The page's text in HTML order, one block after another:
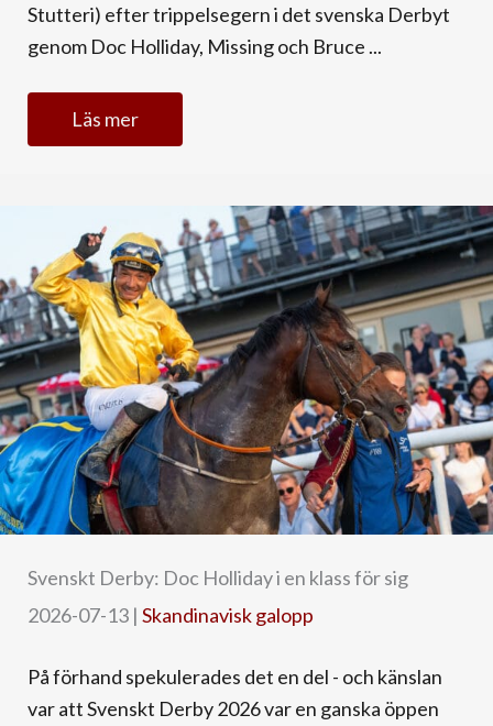
Stutteri) efter trippelsegern i det svenska Derbyt
genom Doc Holliday, Missing och Bruce ...
Läs mer
Svenskt Derby: Doc Holliday i en klass för sig
2026-07-13 | Skandinavisk galopp
På förhand spekulerades det en del - och känslan
var att Svenskt Derby 2026 var en ganska öppen